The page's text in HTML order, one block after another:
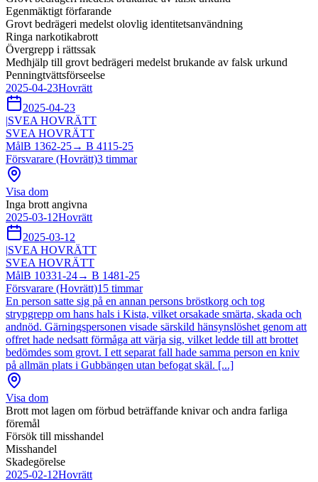
Egenmäktigt förfarande
Grovt bedrägeri medelst olovlig identitetsanvändning
Ringa narkotikabrott
Övergrepp i rättssak
Medhjälp till grovt bedrägeri medelst brukande av falsk urkund
Penningtvättsförseelse
2025-04-23Hovrätt
2025-04-23
|SVEA HOVRÄTT
SVEA HOVRÄTT
MålB 1362-25→ B 4115-25
Försvarare (Hovrätt)3 timmar
Visa dom
Inga brott angivna
2025-03-12Hovrätt
2025-03-12
|SVEA HOVRÄTT
SVEA HOVRÄTT
MålB 10331-24→ B 1481-25
Försvarare (Hovrätt)15 timmar
En person satte sig på en annan persons bröstkorg och tog
strypgrepp om hans hals i Kista, vilket orsakade smärta, skada och
andnöd. Gärningspersonen visade särskild hänsynslöshet genom att
offret hade nedsatt förmåga att värja sig, vilket ledde till att brottet
bedömdes som grovt. I ett separat fall hade samma person en kniv
på allmän plats i Gubbängen utan befogat skäl. [...]
Visa dom
Brott mot lagen om förbud beträffande knivar och andra farliga
föremål
Försök till misshandel
Misshandel
Skadegörelse
2025-02-12Hovrätt